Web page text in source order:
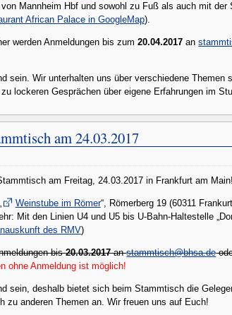
Mannheim Hbf und sowohl zu Fuß als auch mit
African Palace in GoogleMap).
werden Anmeldungen bis zum20.04.2017 an
sein. Wir unterhalten uns über verschiedene
lockeren Gesprächen über eigene Erfahrungen im
am 24.03.2017
am Freitag, 24.03.2017 in Frankfurt am Main!
Weinstube im Römer“, Römerberg 19 (60311
Mit den Linien U4 und U5 bis U-Bahn-Haltestelle
des RMV)
bis20.03.2017anstammtisch@bhsa.de
ohne Anmeldung ist möglich!
sein, deshalb bietet sich beim Stammtisch die
zu anderen Themen an. Wir freuen uns auf Euch!